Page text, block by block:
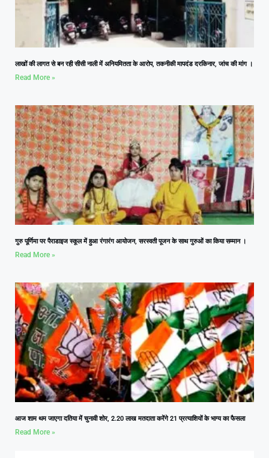
लाखों की लागत से बन रही सीसी नाली में अनियमितता के आरोप, तकनीकी मापदंड दरकिनार, जांच की मांग ।
Read More »
गुरु पूर्णिमा पर पैराडाइज स्कूल में हुआ रंगारंग आयोजन, सरस्वती पूजन के साथ गुरुओं का किया सम्मान ।
Read More »
आज शाम थम जाएगा दतिया में चुनावी शोर, 2.20 लाख मतदाता करेंगे 21 प्रत्याशियों के भाग्य का फैसला
Read More »